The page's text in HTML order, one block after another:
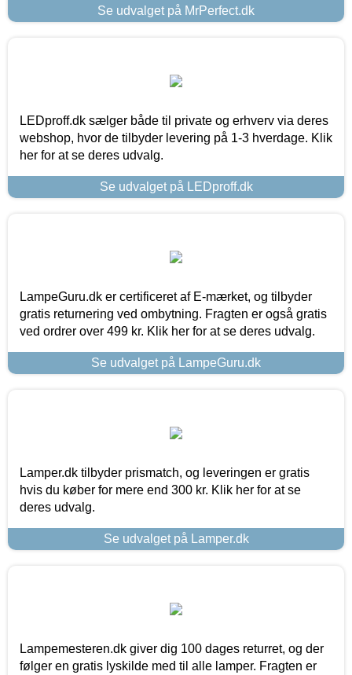
Se udvalget på MrPerfect.dk
LEDproff.dk sælger både til private og erhverv via deres
webshop, hvor de tilbyder levering på 1-3 hverdage. Klik
her for at se deres udvalg.
Se udvalget på LEDproff.dk
LampeGuru.dk er certificeret af E-mærket, og tilbyder
gratis returnering ved ombytning. Fragten er også gratis
ved ordrer over 499 kr. Klik her for at se deres udvalg.
Se udvalget på LampeGuru.dk
Lamper.dk tilbyder prismatch, og leveringen er gratis
hvis du køber for mere end 300 kr. Klik her for at se
deres udvalg.
Se udvalget på Lamper.dk
Lampemesteren.dk giver dig 100 dages returret, og der
følger en gratis lyskilde med til alle lamper. Fragten er